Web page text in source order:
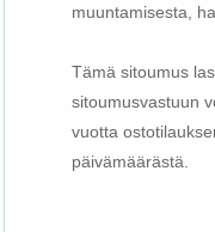
muuntamisesta,
Tämä sitoumus
sitoumusvastuun
vuotta
päivämäärästä.